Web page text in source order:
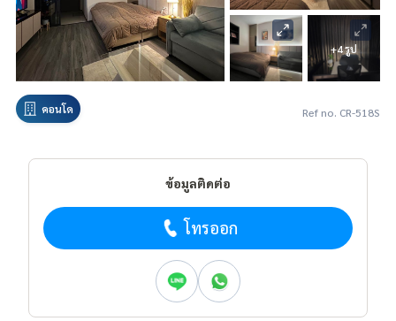
+4 รูป
คอนโด Ref no. CR-518S
ข้อมูลติดต่อ
โทรออก